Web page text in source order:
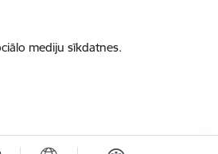
mediju sīkdatnes.